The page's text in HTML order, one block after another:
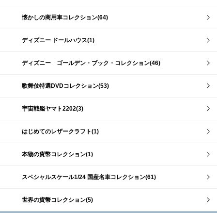
懐かしの商用車コレクション(64)
ディズニー ドールハウス(1)
ディズニー ゴールデン・ブック・コレクション(46)
歌舞伎特選DVDコレクション(53)
宇宙戦艦ヤマト2202(3)
はじめてのレザークラフト(1)
本物の貨幣コレクション(1)
スペシャルスケール1/24 国産名車コレクション(61)
世界の貨幣コレクション(5)